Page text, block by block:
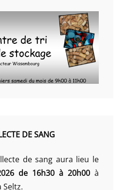
DE SANG
de sang aura lieu le
de 16h30 à 20h00 à
Seltz.